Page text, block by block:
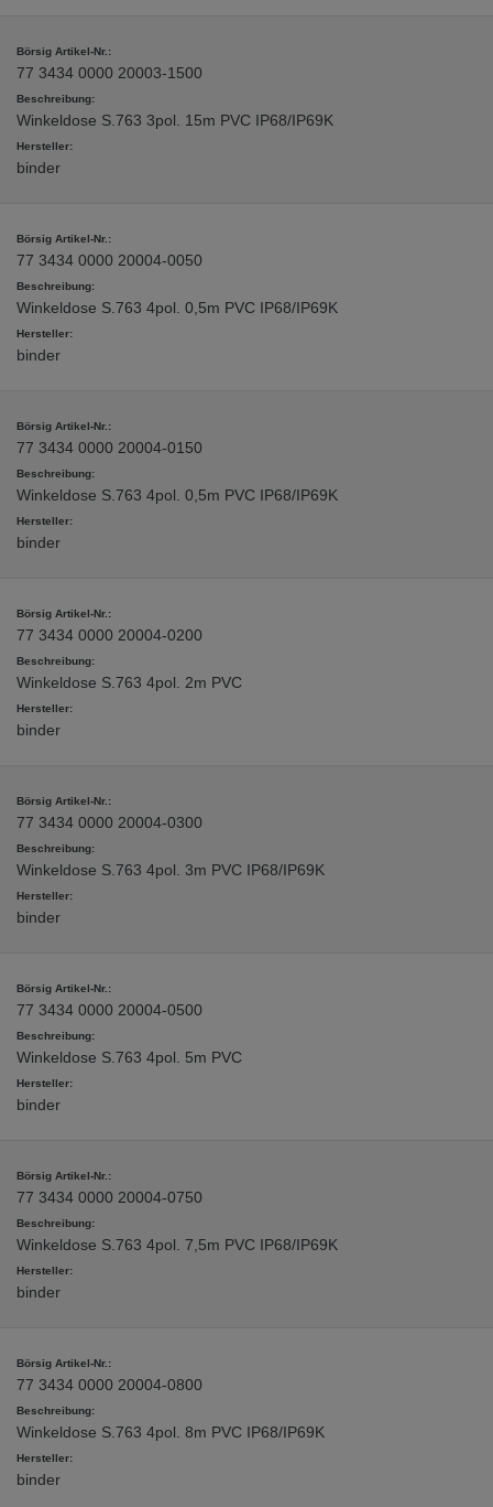
77 3434 0000 20003-1500
Winkeldose S.763 3pol. 15m PVC IP68/IP69K
binder
77 3434 0000 20004-0050
Winkeldose S.763 4pol. 0,5m PVC IP68/IP69K
binder
77 3434 0000 20004-0150
Winkeldose S.763 4pol. 0,5m PVC IP68/IP69K
binder
77 3434 0000 20004-0200
Winkeldose S.763 4pol. 2m PVC
binder
77 3434 0000 20004-0300
Winkeldose S.763 4pol. 3m PVC IP68/IP69K
binder
77 3434 0000 20004-0500
Winkeldose S.763 4pol. 5m PVC
binder
77 3434 0000 20004-0750
Winkeldose S.763 4pol. 7,5m PVC IP68/IP69K
binder
77 3434 0000 20004-0800
Winkeldose S.763 4pol. 8m PVC IP68/IP69K
binder